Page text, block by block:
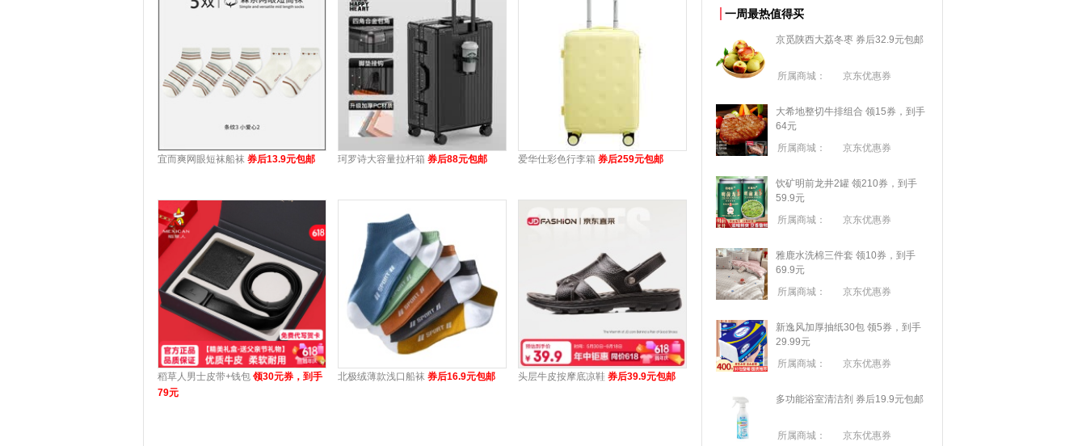
宜而爽网眼短袜船袜 券后13.9元包邮 珂罗诗大容量拉杆箱 券后88元包邮 爱华仕彩色行李箱 券后259元包邮
稻草人男士皮带+钱包 领30元券，到手
79元
北极绒薄款浅口船袜 券后16.9元包邮 头层牛皮按摩底凉鞋 券后39.9元包邮
一周最热值得买
京觅陕西大荔冬枣 券后32.9元包邮
所属商城： 京东优惠券
大希地整切牛排组合 领15券，到手
64元
所属商城：
京东优惠券
饮矿明前龙井2罐 领210券，到手
59.9元
所属商城：
京东优惠券
雅鹿水洗棉三件套 领10券，到手
69.9元
所属商城：
京东优惠券
新逸风加厚抽纸30包 领5券，到手
29.99元
所属商城：
京东优惠券
多功能浴室清洁剂 券后19.9元包邮
所属商城： 京东优惠券